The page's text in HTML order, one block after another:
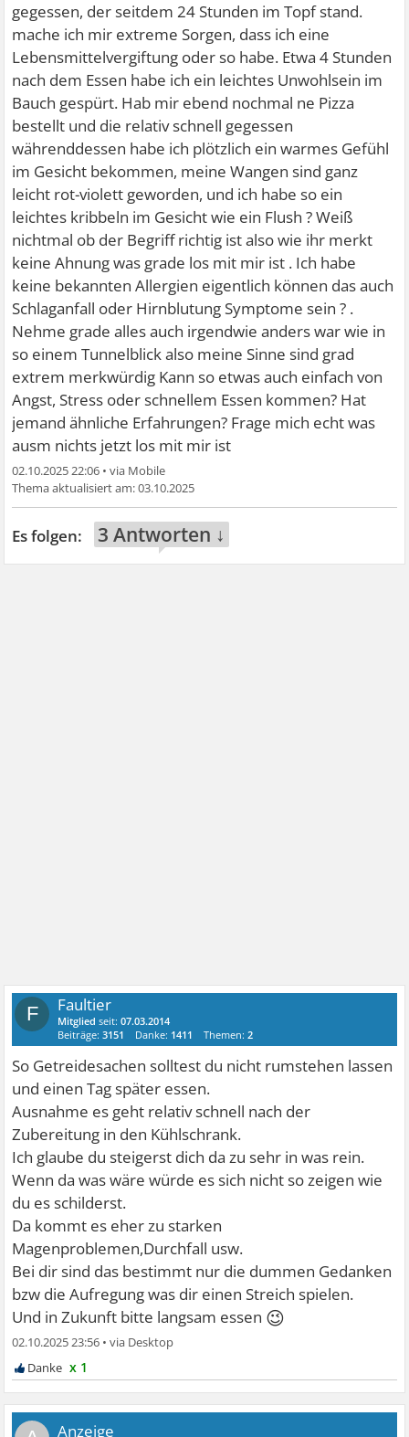
gegessen, der seitdem 24 Stunden im Topf stand.
mache ich mir extreme Sorgen, dass ich eine
Lebensmittelvergiftung oder so habe. Etwa 4 Stunden
nach dem Essen habe ich ein leichtes Unwohlsein im
Bauch gespürt. Hab mir ebend nochmal ne Pizza
bestellt und die relativ schnell gegessen
währenddessen habe ich plötzlich ein warmes Gefühl
im Gesicht bekommen, meine Wangen sind ganz
leicht rot-violett geworden, und ich habe so ein
leichtes kribbeln im Gesicht wie ein Flush ? Weiß
nichtmal ob der Begriff richtig ist also wie ihr merkt
keine Ahnung was grade los mit mir ist . Ich habe
keine bekannten Allergien eigentlich können das auch
Schlaganfall oder Hirnblutung Symptome sein ? .
Nehme grade alles auch irgendwie anders war wie in
so einem Tunnelblick also meine Sinne sind grad
extrem merkwürdig Kann so etwas auch einfach von
Angst, Stress oder schnellem Essen kommen? Hat
jemand ähnliche Erfahrungen? Frage mich echt was
ausm nichts jetzt los mit mir ist
02.10.2025 22:06 •
03.10.2025
3 Antworten ↓
F Faultier
Mitglied seit:07.03.2014
Beiträge:3151 Danke: 1411 Themen:2
So Getreidesachen solltest du nicht rumstehen lassen
und einen Tag später essen.
Ausnahme es geht relativ schnell nach der
Zubereitung in den Kühlschrank.
Ich glaube du steigerst dich da zu sehr in was rein.
Wenn da was wäre würde es sich nicht so zeigen wie
du es schilderst.
Da kommt es eher zu starken
Magenproblemen,Durchfall usw.
Bei dir sind das bestimmt nur die dummen Gedanken
bzw die Aufregung was dir einen Streich spielen.
Und in Zukunft bitte langsam essen 😉
02.10.2025 23:56 •
x 1